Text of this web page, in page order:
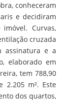
conheceram
e decidiram
Curvas,
cruzada
assinatura e a
elaborado em
tem 788,90
2.205 m². Este
dos quartos,